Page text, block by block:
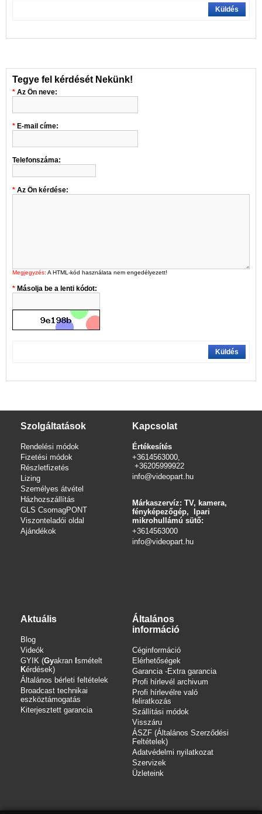
Küldés
Tegye fel kérdését Nekünk!
Az Ön neve:
E-mail címe:
Telefonszáma:
Az Ön kérdése:
Megjegyzés: A HTML-kód használata nem engedélyezett!
Másolja be a lenti kódot:
Küldés
Szolgáltatások
Rendelési módok
Fizetési módok
Részletfizetés
Lizing
Személyes átvétel
Házhozszállítás
GLS CsomagPONT
Viszonteladói oldal
Ajándékok
Kapcsolat
Értékesítés
+3614563000,
+36205999922
info@videopart.hu
Márkaszervíz: TV, kamera,
fényképezőgép, Ipari
mikrohullámú sütő:
+3614563000
info@videopart.hu
Aktuális
Blog
Videók
GYIK (Gyakran smételt
Kérdések)
Általános bérleti feltételek
Broadcast technikai
eszköztámogatás
Kiterjesztett garancia
Általános
információ
Céginformáció
Elérhetőségek
Garancia -Extra garancia
Profi hírlevél archivum
Profi hírlevélre való
feliratkozás
Szállítási módok
Visszáru
ÁSZF (Általános Szerződési
Feltételek)
Adatvédelmi nyilatkozat
Szervizek
Üzleteink